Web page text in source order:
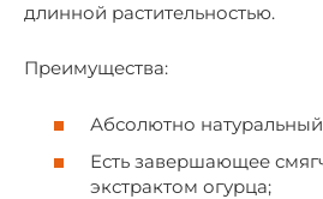
длинной растительностью.
Преимущества:
Абсолютно натуральный
Есть завершающее
экстрактом огурца;